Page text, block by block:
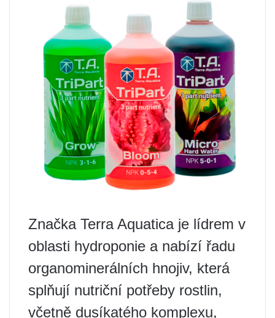
Značka Terra Aquatica je lídrem v
oblasti hydroponie a nabízí řadu
organominerálních hnojiv, která
splňují nutriční potřeby rostlin,
včetně dusíkatého komplexu,